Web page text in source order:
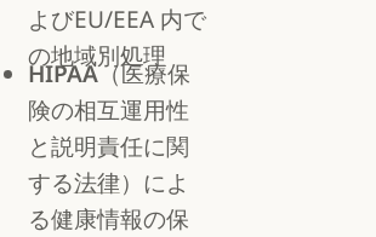
よびEU/EEA 内で
の地域別処理
HIPAA（医療保
険の相互運用性
と説明責任に関
する法律）によ
る健康情報の保